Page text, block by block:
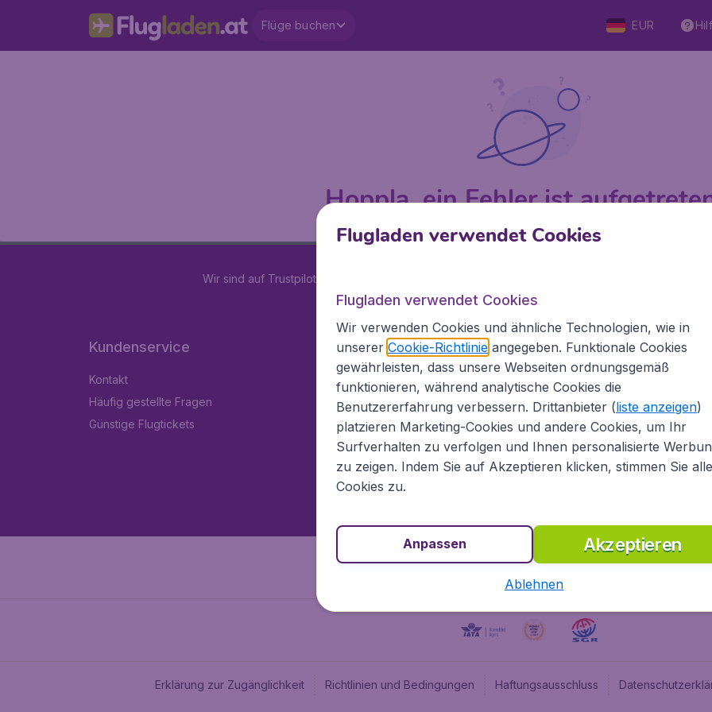
Flüge buchen EUR
Hoppla, ein Fehler ist
Wir sind auf Trustpilot mit
Kundenservice
Kontakt
Häufig gestellte Fragen
Günstige Flugtickets
Flugladen.at
Über Flugladen.at
Rechtliche Informationen
Impressum
Partnerprogramm
Stellenangebote
Erklärung zur Zugänglichkeit Richtlinien und Bedingungen Haftungsausschluss
Flugladen verwendet Cookies
Flugladen verwendet Cookies
Wir verwenden Cookies und ähnliche Technologien, wie in
unserer Cookie-Richtlinieangegeben. Funktionale Cookies
gewährleisten, dass unsere Webseiten ordnungsgemäß
funktionieren, während analytische Cookies die
Benutzererfahrung verbessern. Drittanbieter (liste anzeigen)
platzieren Marketing-Cookies und andere Cookies, um Ihr
Surfverhalten zu verfolgen und Ihnen personalisierte
zu zeigen. Indem Sie auf Akzeptieren klicken, stimmen Sie
Cookies zu.
Akzeptieren
Anpassen
Ablehnen